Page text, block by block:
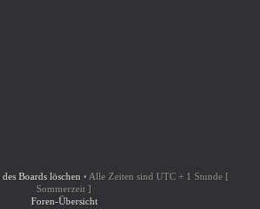
Boards löschen • Alle Zeiten sind UTC + 1 Stunde [
Sommerzeit ]
Foren-Übersicht